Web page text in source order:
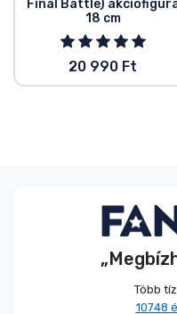
Final Battle)
18 cm
20 990 Ft
Több
10748